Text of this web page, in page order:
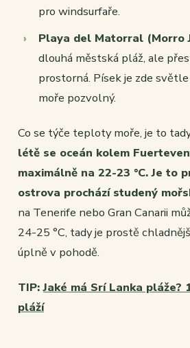
pro windsurfaře.
Playa del Matorral (Morro
dlouhá městská pláž, ale
prostorná. Písek je zde
moře pozvolný.
Co se týče teploty moře, je to
létě se oceán kolem
maximálně na 22-23 °C. Je to
ostrova prochází studený
na Tenerife nebo Gran Canarii
24-25 °C, tady je prostě
úplně v pohodě.
TIP:Jaké má Srí Lanka pláže?
pláží